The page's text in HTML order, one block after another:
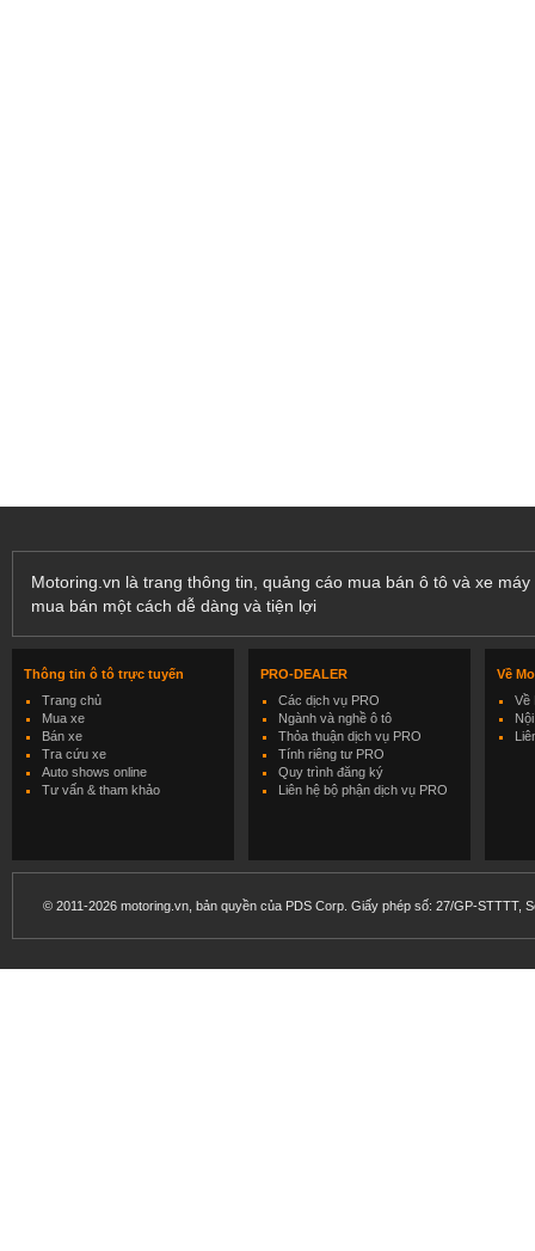
Motoring.vn là trang thông tin, quảng cáo mua bán ô tô và xe
mua bán một cách dễ dàng và tiện lợi
Thông tin ô tô trực tuyến
Trang chủ
Mua xe
Bán xe
Tra cứu xe
Auto shows online
Tư vấn & tham khảo
PRO-DEALER
Các dịch vụ PRO
Ngành và nghề ô tô
Thỏa thuận dịch vụ PRO
Tính riêng tư PRO
Quy trình đăng ký
Liên hệ bộ phận dịch vụ PRO
Về
Về
© 2011-2026 motoring.vn, bản quyền của PDS Corp. Giấy phép số: 27/GP-STTTT,